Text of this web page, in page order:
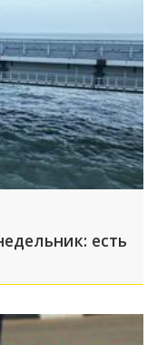
есть